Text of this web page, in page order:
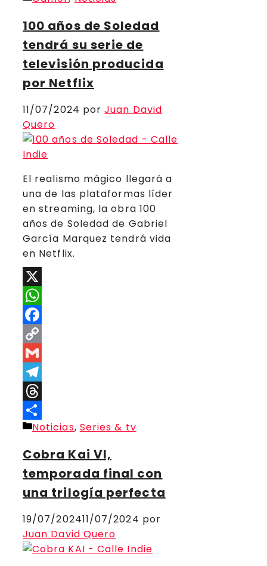
100 años de Soledad
tendrá su serie de
televisión producida
por Netflix
11/07/2024 porJuan David
Quero
El realismo mágico llegará a
una de las plataformas líder
en streaming, la obra 100
años de Soledad de Gabriel
García Marquez tendrá vida
en Netflix.
X
WhatsApp
Facebook
Copy
Link
Gmail
Telegram
Threads
Compartir
Categorías
Noticias, Series & tv
Cobra Kai VI,
temporada final con
una trilogía perfecta
19/07/202411/07/2024 por
Juan David Quero